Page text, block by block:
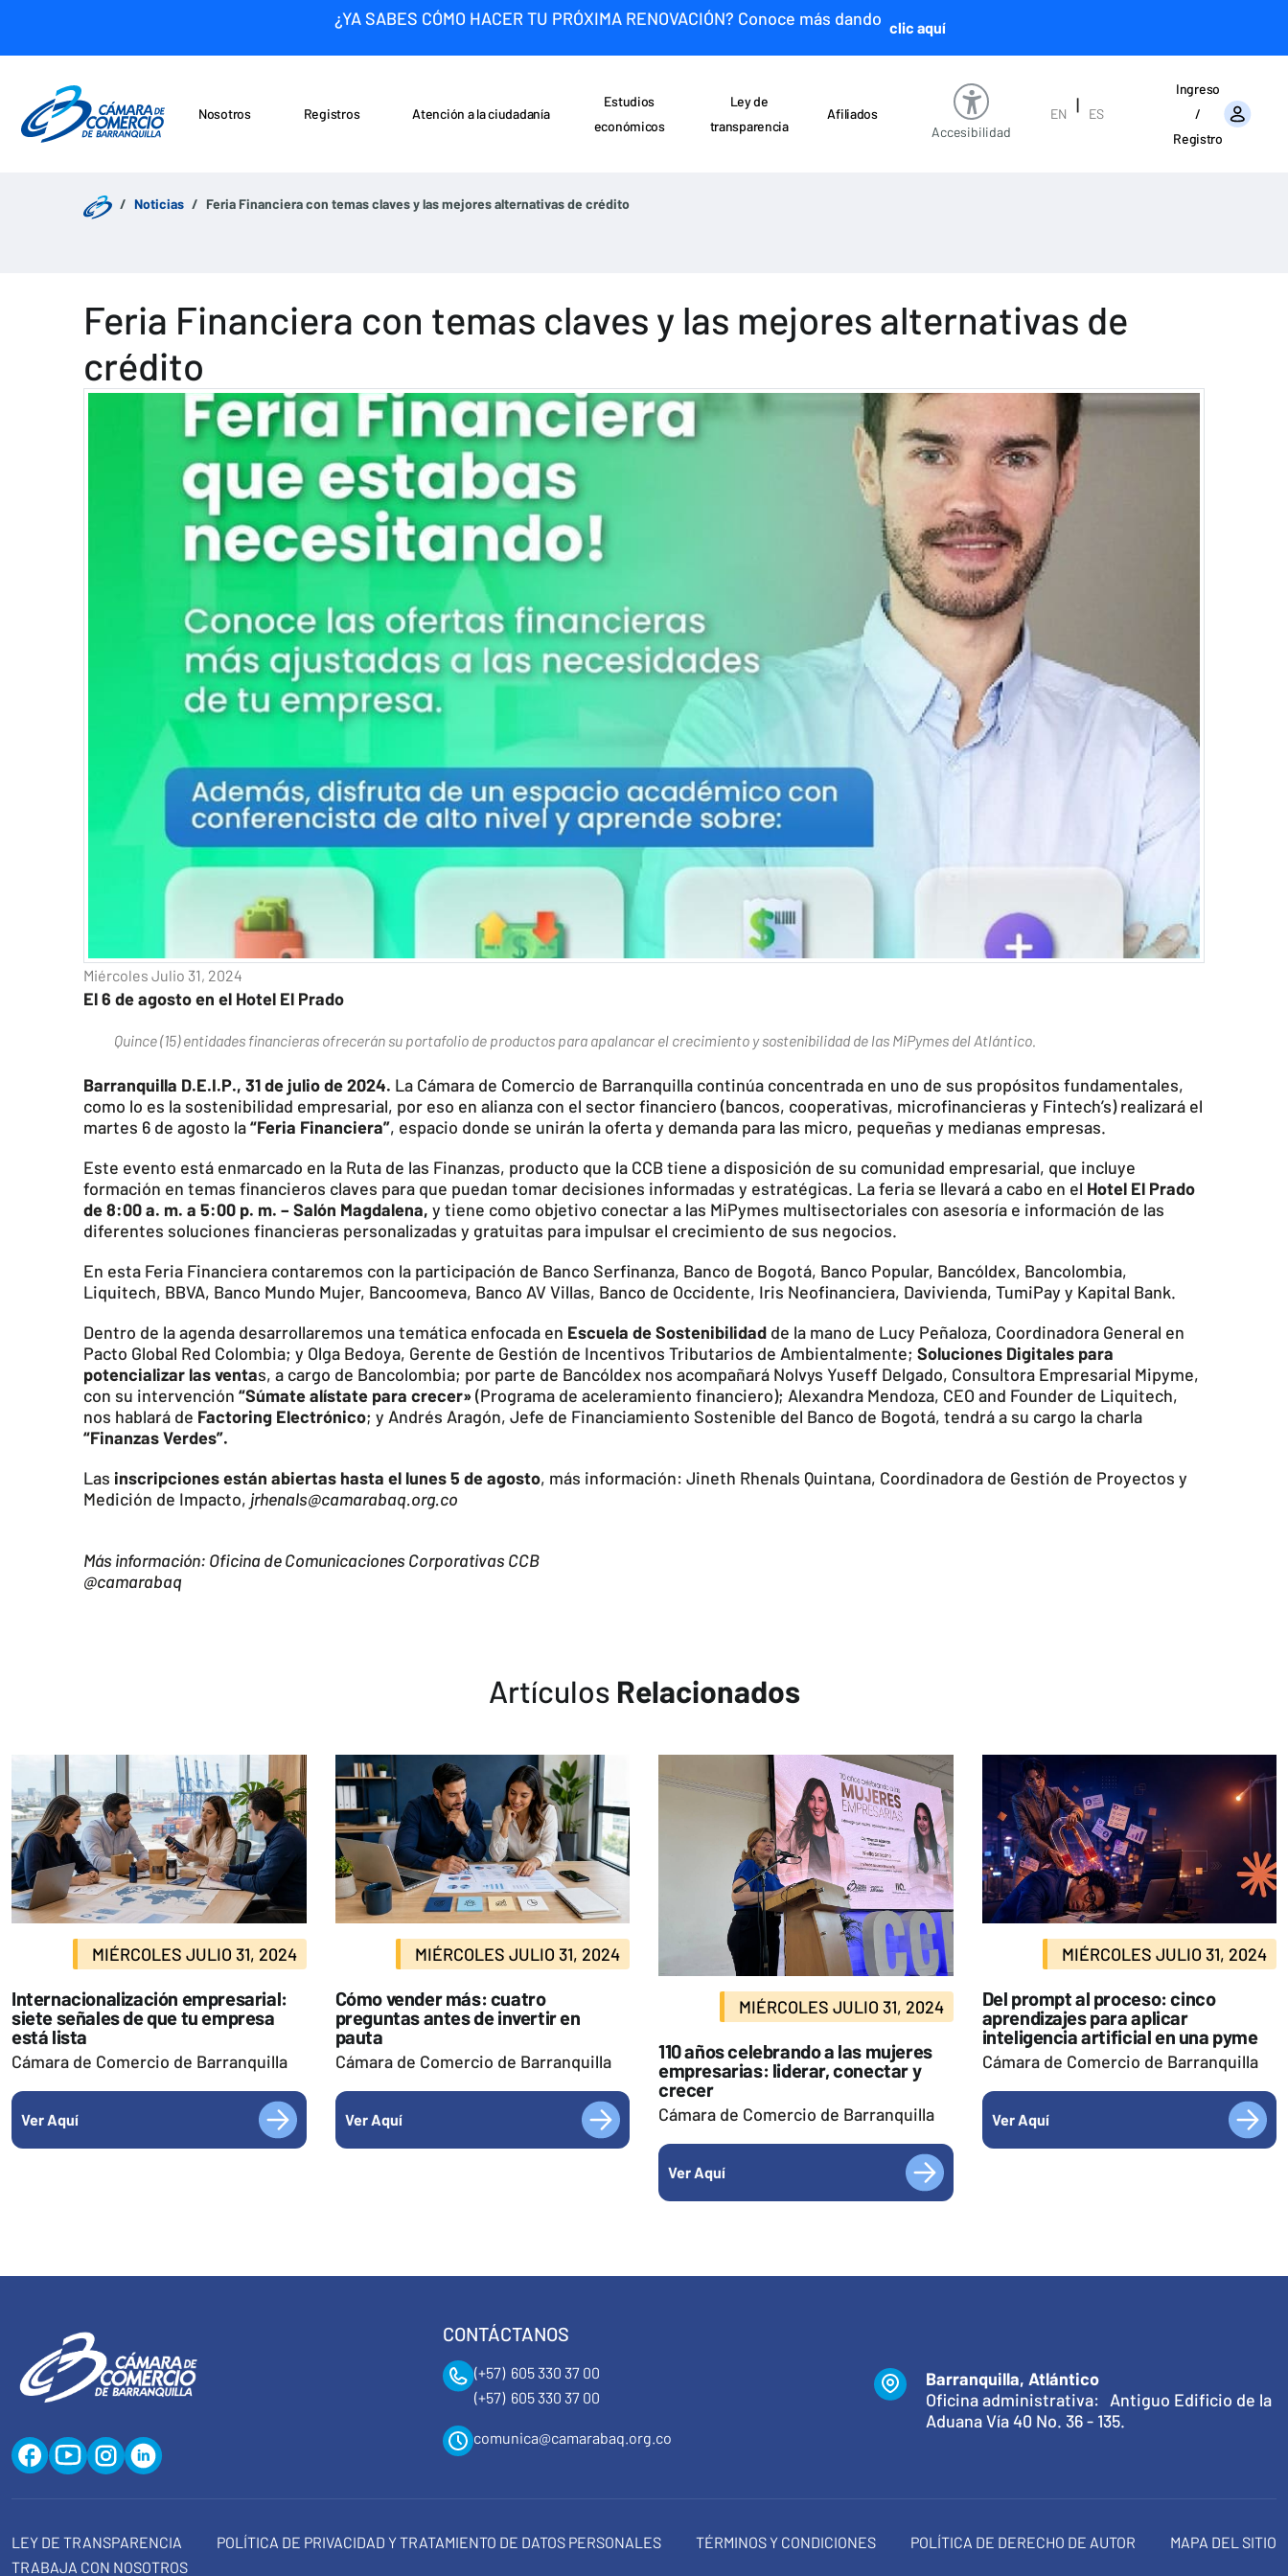
¿YA SABES CÓMO HACER TU PRÓXIMA RENOVACIÓN? Conoce más dando clic aquí
Nosotros Registros
Atención a la ciudadanía
Estudios
económicos
Ley de
transparencia
Afiliados
Accesibilidad
EN |
ES
Ingreso
/
Registro
Noticias Feria Financiera con temas claves y las mejores alternativas de crédito
Feria Financiera con temas claves y las mejores alternativas de
crédito
Miércoles Julio 31, 2024
El 6 de agosto en el Hotel El Prado
Quince (15) entidades financieras ofrecerán su portafolio de productos para apalancar el crecimiento y sostenibilidad de las MiPymes del Atlántico.
Barranquilla D.E.I.P., 31 de julio de 2024. La Cámara de Comercio de Barranquilla continúa concentrada en uno de sus propósitos fundamentales,
como lo es la sostenibilidad empresarial, por eso en alianza con el sector financiero (bancos, cooperativas, microfinancieras y Fintech’s) realizará el
martes 6 de agosto la“Feria Financiera”, espacio donde se unirán la oferta y demanda para las micro, pequeñas y medianas empresas.
Este evento está enmarcado en la Ruta de las Finanzas, producto que la CCB tiene a disposición de su comunidad empresarial, que incluye
formación en temas financieros claves para que puedan tomar decisiones informadas y estratégicas. La feria se llevará a cabo en el Hotel El Prado
de 8:00 a. m. a 5:00 p. m. – Salón Magdalena, y tiene como objetivo conectar a las MiPymes multisectoriales con asesoría e información de las
diferentes soluciones financieras personalizadas y gratuitas para impulsar el crecimiento de sus negocios.
En esta Feria Financiera contaremos con la participación de Banco Serfinanza, Banco de Bogotá, Banco Popular, Bancóldex, Bancolombia,
Liquitech, BBVA, Banco Mundo Mujer, Bancoomeva, Banco AV Villas, Banco de Occidente, Iris Neofinanciera, Davivienda, TumiPay y Kapital Bank.
Dentro de la agenda desarrollaremos una temática enfocada en Escuela de Sostenibilidad de la mano de Lucy Peñaloza, Coordinadora General en
Pacto Global Red Colombia; y Olga Bedoya, Gerente de Gestión de Incentivos Tributarios de Ambientalmente; Soluciones Digitales para
potencializar las ventas, a cargo de Bancolombia; por parte de Bancóldex nos acompañará Nolvys Yuseff Delgado, Consultora Empresarial Mipyme,
con su intervención “Súmate alístate para crecer»(Programa de aceleramiento financiero); Alexandra Mendoza, CEO and Founder de Liquitech,
nos hablará de Factoring Electrónico; y Andrés Aragón, Jefe de Financiamiento Sostenible del Banco de Bogotá, tendrá a su cargo la charla
“Finanzas Verdes”.
Las inscripciones están abiertas hasta el lunes 5 de agosto, más información: Jineth Rhenals Quintana, Coordinadora de Gestión de Proyectos y
Medición de Impacto, jrhenals@camarabaq.org.co
Más información: Oficina de Comunicaciones Corporativas CCB
@camarabaq
Artículos Relacionados
MIÉRCOLES JULIO 31, 2024
Internacionalización empresarial:
siete señales de que tu empresa
está lista
Cámara de Comercio de Barranquilla
Ver Aquí
MIÉRCOLES JULIO 31, 2024
Cómo vender más: cuatro
preguntas antes de invertir en
pauta
Cámara de Comercio de Barranquilla
Ver Aquí
MIÉRCOLES JULIO 31, 2024
110 años celebrando a las mujeres
empresarias: liderar, conectar y
crecer
Cámara de Comercio de Barranquilla
Ver Aquí
MIÉRCOLES JULIO 31, 2024
Del prompt al proceso: cinco
aprendizajes para aplicar
inteligencia artificial en una pyme
Cámara de Comercio de Barranquilla
Ver Aquí
CONTÁCTANOS
(+57) 605 330 37 00
(+57) 605 330 37 00
comunica@camarabaq.org.co
Barranquilla, Atlántico
Oficina administrativa: Antiguo Edificio de la
Aduana Vía 40 No. 36 - 135.
LEY DE TRANSPARENCIA POLÍTICA DE PRIVACIDAD Y TRATAMIENTO DE DATOS PERSONALES TÉRMINOS Y CONDICIONES POLÍTICA DE DERECHO DE AUTOR
MAPA DEL SITIO
TRABAJA CON NOSOTROS